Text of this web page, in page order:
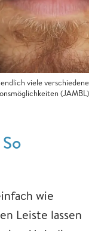
viele verschiedene
(JAMBL)
wie
Leiste lassen